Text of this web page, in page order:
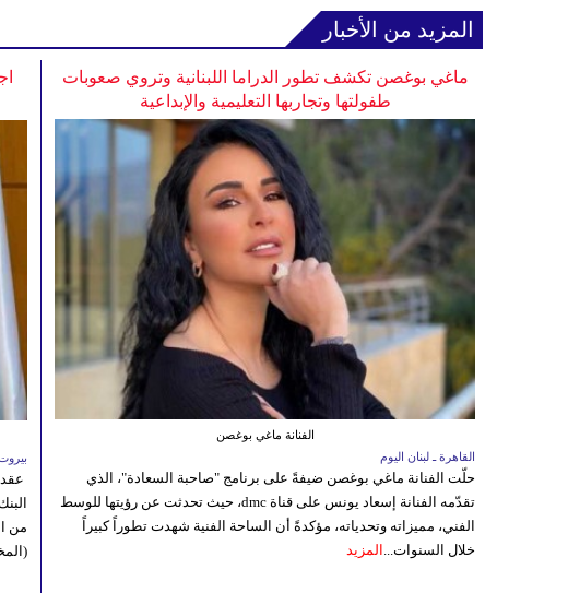
المزيد من الأخبار
عقد
ماغي بوغصن تكشف تطور الدراما اللبنانية وتروي صعوبات
طفولتها وتجاربها التعليمية والإبداعية
الفنانة ماغي بوغصن
القاهرة ـ لبنان اليوم
حلّت الفنانة ماغي بوغصن ضيفةً على برنامج "صاحبة السعادة"، الذي
تقدّمه الفنانة إسعاد يونس على قناة dmc، حيث تحدثت عن رؤيتها للوسط
الفني، مميزاته وتحدياته، مؤكدةً أن الساحة الفنية شهدت تطوراً كبيراً
خلال السنوات... المزيد